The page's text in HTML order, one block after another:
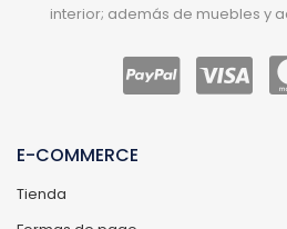
interior; además de muebles y
E-COMMERCE
Tienda